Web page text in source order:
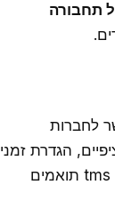
תחבורה
לחברות
הגדרת זמני
איסוף וירידה, או שילוב עם מערכות hr או payroll קיימות. התאמה אישית מבטיחה כי tms תואמים